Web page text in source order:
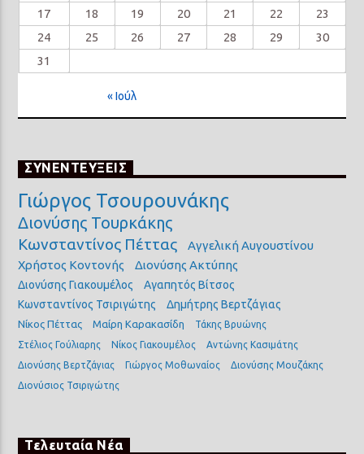
17
18 19 20 21 22
23
24
25 26 27 28 29
30
31
« Ιούλ
ΣΥΝΕΝΤΕΥΞΕΙΣ
Γιώργος Τσουρουνάκης
Διονύσης Τουρκάκης
Κωνσταντίνος Πέττας
Αγγελική Αυγουστίνου
Χρήστος Κοντονής
Διονύσης Ακτύπης
Διονύσης Γιακουμέλος
Αγαπητός Βίτσος
Κωνσταντίνος Τσιριγώτης
Δημήτρης Βερτζάγιας
Νίκος Πέττας Μαίρη Καρακασίδη
Τάκης Βρυώνης
Στέλιος Γούλιαρης
Νίκος Γιακουμέλος
Αντώνης Κασιμάτης
Διονύσης Βερτζάγιας
Γιώργος Μοθωναίος
Διονύσης Μουζάκης
Διονύσιος Τσιριγώτης
Τελευταία Νέα